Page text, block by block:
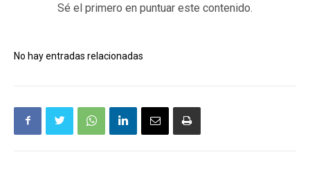
Sé el primero en puntuar este contenido.
No hay entradas relacionadas